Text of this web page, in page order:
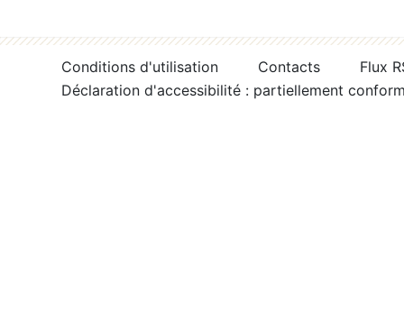
Conditions d'utilisation Contacts
Flux
Déclaration d'accessibilité : partiellement